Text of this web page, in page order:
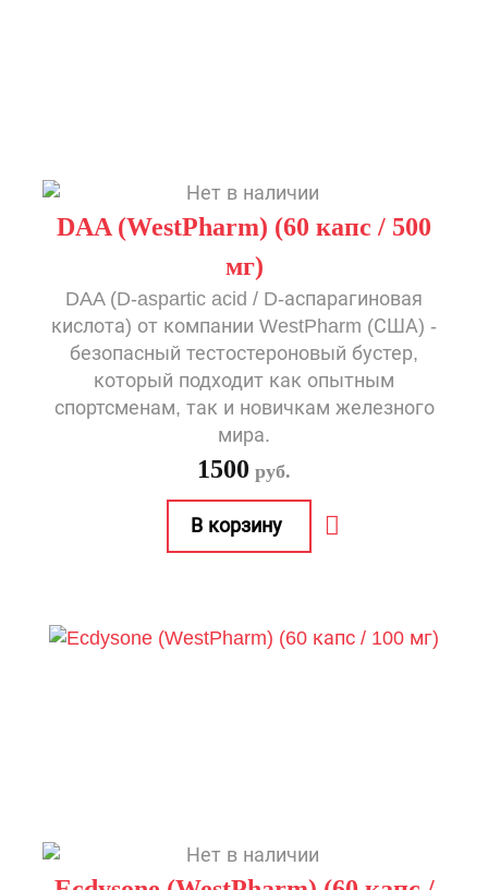
DAA (WestPharm) (60 капс / 500
мг)
DAA (D-aspartic acid / D-аспарагиновая
кислота) от компании WestPharm (США) -
безопасный тестостероновый бустер,
который подходит как опытным
спортсменам, так и новичкам железного
мира.
1500 руб.